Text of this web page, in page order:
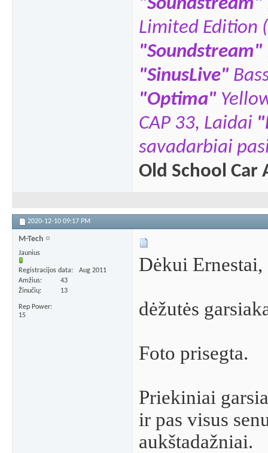
Limited Edition
"Soundstream"
"SinusLive"
"Optima"
CAP 33, Laidai
savadarbiai
Old School Car
2020-12-10 09:17 PM
M-Tech
Jaunius
Registracijos data
Aug 2011
Amžius
43
Žinučių
13
Rep Power
15
Dėkui Ernestai,
dėžutės
Foto prisegta.
Priekiniai
ir pas visus
aukštadažniai.